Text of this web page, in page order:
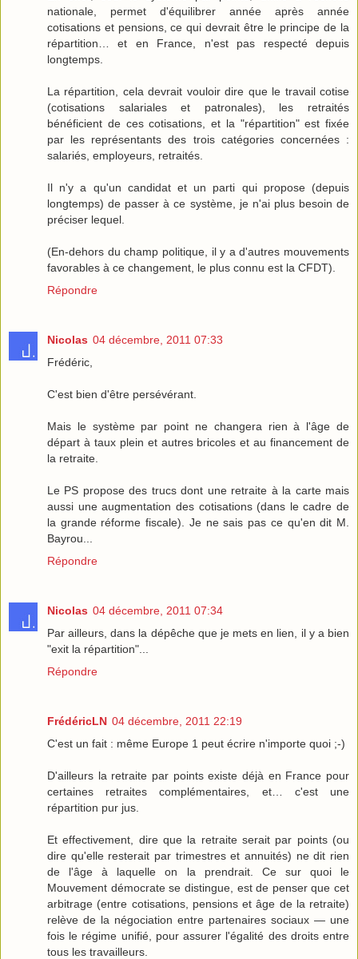
nationale, permet d'équilibrer année après année
cotisations et pensions, ce qui devrait être le principe de la
répartition… et en France, n'est pas respecté depuis
longtemps.
La répartition, cela devrait vouloir dire que le travail cotise
(cotisations salariales et patronales), les retraités
bénéficient de ces cotisations, et la "répartition" est fixée
par les représentants des trois catégories concernées :
salariés, employeurs, retraités.
Il n'y a qu'un candidat et un parti qui propose (depuis
longtemps) de passer à ce système, je n'ai plus besoin de
préciser lequel.
(En-dehors du champ politique, il y a d'autres mouvements
favorables à ce changement, le plus connu est la CFDT).
Répondre
Nicolas 04 décembre, 2011 07:33
Frédéric,
C'est bien d'être persévérant.
Mais le système par point ne changera rien à l'âge de
départ à taux plein et autres bricoles et au financement de
la retraite.
Le PS propose des trucs dont une retraite à la carte mais
aussi une augmentation des cotisations (dans le cadre de
la grande réforme fiscale). Je ne sais pas ce qu'en dit M.
Bayrou...
Répondre
Nicolas 04 décembre, 2011 07:34
Par ailleurs, dans la dépêche que je mets en lien, il y a bien
"exit la répartition"...
Répondre
FrédéricLN 04 décembre, 2011 22:19
C'est un fait : même Europe 1 peut écrire n'importe quoi ;-)
D'ailleurs la retraite par points existe déjà en France pour
certaines retraites complémentaires, et… c'est une
répartition pur jus.
Et effectivement, dire que la retraite serait par points (ou
dire qu'elle resterait par trimestres et annuités) ne dit rien
de l'âge à laquelle on la prendrait. Ce sur quoi le
Mouvement démocrate se distingue, est de penser que cet
arbitrage (entre cotisations, pensions et âge de la retraite)
relève de la négociation entre partenaires sociaux — une
fois le régime unifié, pour assurer l'égalité des droits entre
tous les travailleurs.